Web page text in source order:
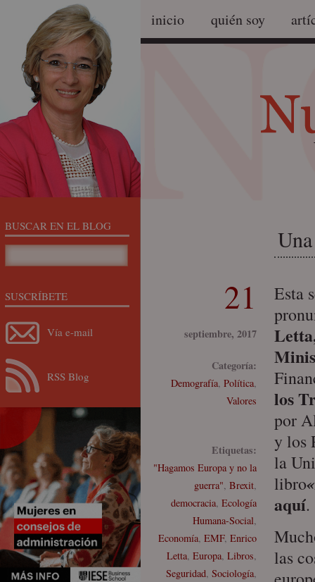
inicio quién soy
21
septiembre, 2017
Categoría:
Demografía, Política,
Valores
Etiquetas:
"Hagamos Europa y no la
guerra", Brexit,
democracia, Ecología
Humana-Social,
Economía, EMF, Enrico
Letta, Europa, Libros,
Seguridad, Sociología,
Esta
los
por
y los
la
libro
aquí.
las
BUSCAR EN EL BLOG
SUSCRÍBETE
Vía e-mail
RSS Blog